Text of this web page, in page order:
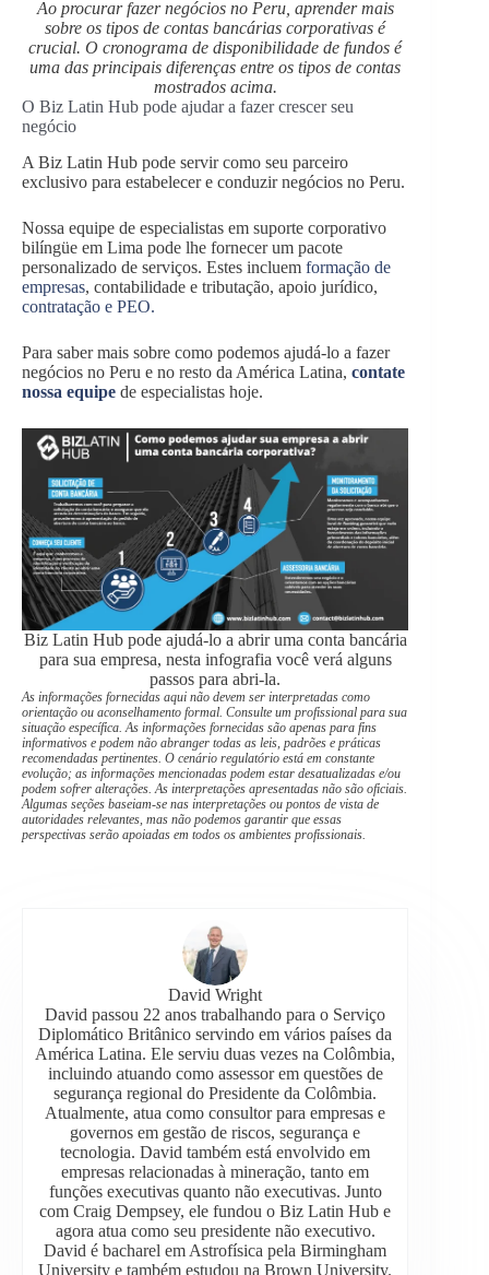
Ao procurar fazer negócios no Peru, aprender mais
sobre os tipos de contas bancárias corporativas é
crucial. O cronograma de disponibilidade de fundos é
uma das principais diferenças entre os tipos de contas
mostrados acima.
O Biz Latin Hub pode ajudar a fazer crescer seu
negócio
A Biz Latin Hub pode servir como seu parceiro
exclusivo para estabelecer e conduzir negócios no Peru.
Nossa equipe de especialistas em suporte corporativo
bilíngüe em Lima pode lhe fornecer um pacote
personalizado de serviços. Estes incluem formação de
empresas, contabilidade e tributação, apoio jurídico,
contratação e PEO.
Para saber mais sobre como podemos ajudá-lo a fazer
negócios no Peru e no resto da América Latina, contate
nossa equipe de especialistas hoje.
Biz Latin Hub pode ajudá-lo a abrir uma conta bancária
para sua empresa, nesta infografia você verá alguns
passos para abri-la.
As informações fornecidas aqui não devem ser interpretadas como
orientação ou aconselhamento formal. Consulte um profissional para sua
situação específica. As informações fornecidas são apenas para fins
informativos e podem não abranger todas as leis, padrões e práticas
recomendadas pertinentes. O cenário regulatório está em constante
evolução; as informações mencionadas podem estar desatualizadas e/ou
podem sofrer alterações. As interpretações apresentadas não são oficiais.
Algumas seções baseiam-se nas interpretações ou pontos de vista de
autoridades relevantes, mas não podemos garantir que essas
perspectivas serão apoiadas em todos os ambientes profissionais.
David Wright
David passou 22 anos trabalhando para o Serviço
Diplomático Britânico servindo em vários países da
América Latina. Ele serviu duas vezes na Colômbia,
incluindo atuando como assessor em questões de
segurança regional do Presidente da Colômbia.
Atualmente, atua como consultor para empresas e
governos em gestão de riscos, segurança e
tecnologia. David também está envolvido em
empresas relacionadas à mineração, tanto em
funções executivas quanto não executivas. Junto
com Craig Dempsey, ele fundou o Biz Latin Hub e
agora atua como seu presidente não executivo.
David é bacharel em Astrofísica pela Birmingham
University e também estudou na Brown University.